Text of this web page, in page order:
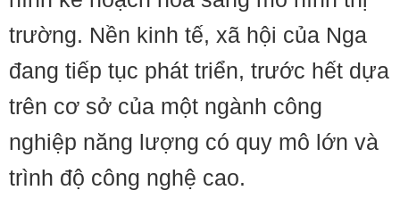
trường. Nền kinh tế, xã hội của Nga
đang tiếp tục phát triển, trước hết dựa
trên cơ sở của một ngành công
nghiệp năng lượng có quy mô lớn và
trình độ công nghệ cao.